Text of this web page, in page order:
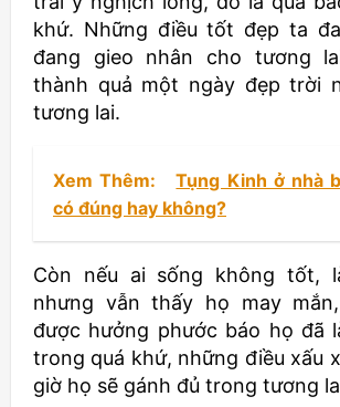
khứ. Những điều tốt đẹp ta
đang gieo nhân cho tương
thành quả một ngày đẹp trời
tương lai.
Xem Thêm:
Tụng Kinh ở nhà
có đúng hay không?
Còn nếu ai sống không tốt,
nhưng vẫn thấy họ may
được hưởng phước báo họ đã
trong quá khứ, những điều xấu
giờ họ sẽ gánh đủ trong tương